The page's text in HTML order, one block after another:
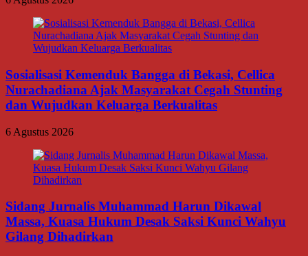
Sosialisasi Kemenduk Bangga di Bekasi, Cellica
Nurachadiana Ajak Masyarakat Cegah Stunting
dan Wujudkan Keluarga Berkualitas
6 Agustus 2026
Sidang Jurnalis Muhammad Harun Dikawal
Massa, Kuasa Hukum Desak Saksi Kunci Wahyu
Gilang Dihadirkan